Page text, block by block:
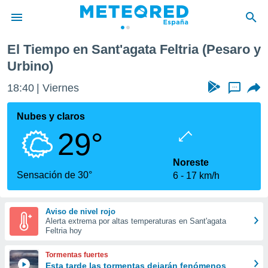
de
para
la
calidad.
a este
forma
digital
basada
El Tiempo en Sant'agata Feltria (Pesaro y
Urbino)
18:40 Viernes ...
Nubes y claros
29°
Sensación de 30°
Noreste
6
17 km/h
Aviso de nivel rojo
Alerta extrema por altas temperaturas en Sant'agata
Feltria hoy
Tormentas fuertes
Esta tarde las tormentas dejarán fenómenos